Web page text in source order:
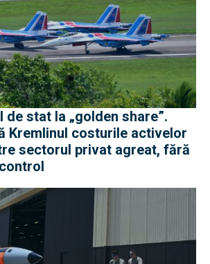
de stat la „golden share”.
Kremlinul costurile activelor
sectorul privat agreat, fără